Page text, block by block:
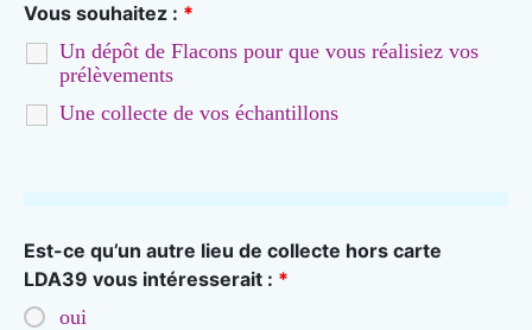
Vous souhaitez : *
Un dépôt de Flacons pour que vous réalisiez vos
prélèvements
Une collecte de vos échantillons
Est-ce qu’un autre lieu de collecte hors carte
LDA39 vous intéresserait : *
oui